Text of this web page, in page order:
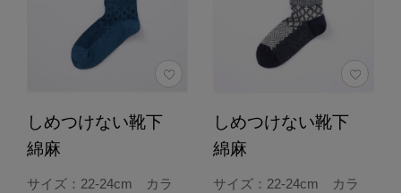
しめつけない靴下
綿麻
サイズ：22-24cm カラ
しめつけない靴下
綿麻
サイズ：22-24cm カラ